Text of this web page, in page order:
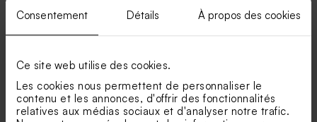
Consentement Détails À propos des cookies
Ce site web utilise des cookies.
Les cookies nous permettent de personnaliser le
contenu et les annonces, d'offrir des fonctionnalités
relatives aux médias sociaux et d'analyser notre trafic.
Etiquette mariage en liège - Etiquette bouteille d'eau